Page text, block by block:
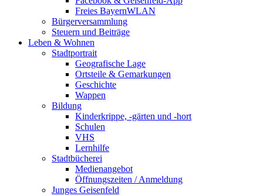
Freies BayernWLAN
Bürgerversammlung
Steuern und Beiträge
Leben & Wohnen
Stadtportrait
Geografische Lage
Ortsteile & Gemarkungen
Geschichte
Wappen
Bildung
Kinderkrippe, -gärten und -hort
Schulen
VHS
Lernhilfe
Stadtbücherei
Medienangebot
Öffnungszeiten / Anmeldung
Junges Geisenfeld